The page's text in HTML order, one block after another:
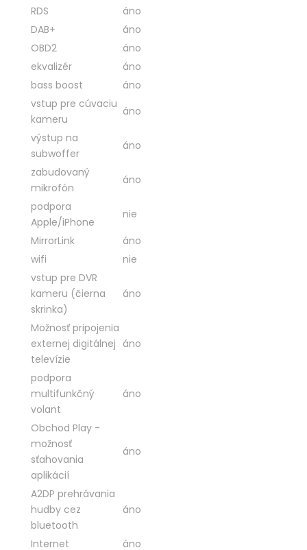
RDS
áno
DAB+
áno
OBD2
áno
ekvalizér
áno
bass boost
áno
vstup pre cúvaciu
kameru
áno
výstup na
subwoffer
áno
zabudovaný
mikrofón
áno
podpora
Apple/iPhone
nie
MirrorLink
áno
wifi
nie
vstup pre DVR
kameru (čierna
skrinka)
áno
Možnosť pripojenia
externej digitálnej
televízie
áno
podpora
multifunkčný
volant
áno
Obchod Play -
možnosť
sťahovania
aplikácií
áno
A2DP prehrávania
hudby cez
bluetooth
áno
Internet
áno